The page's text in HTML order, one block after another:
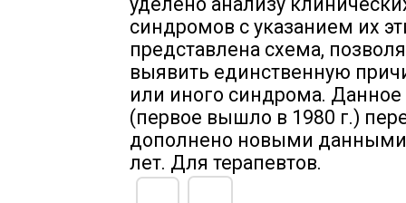
синдромов с указанием их
представлена схема,
выявить единственную
или иного синдрома.
(первое вышло в 1980 г.)
дополнено новыми
лет. Для терапевтов.